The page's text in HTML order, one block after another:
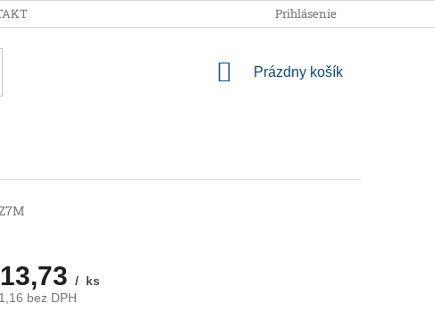
PODMIENKY OCHRANY
Prihlásenie
NÁKUPNÝ
Prázdny košík
/ ks
bez DPH